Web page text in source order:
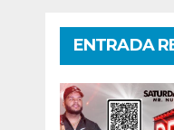
ENTRADA